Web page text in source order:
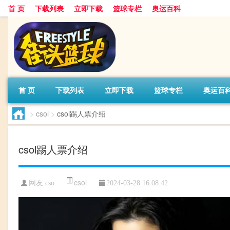
首 页 下载列表 立即下载 篮球专栏 奥运百科
首 页 下载列表 立即下载 篮球专栏 奥运百
> csol > csol踢人票介绍
csol踢人票介绍
网友:cso csol 2024-03-28 16:08:42